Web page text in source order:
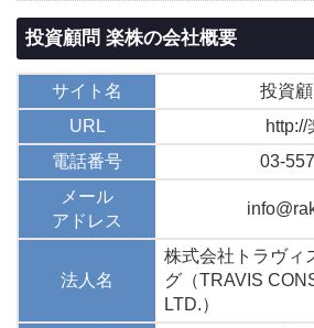
投資顧問 楽株の会社概要
サイト名
投資
URL
http://
電話番号
03-
メール
アドレス
法人名
株式会社トラヴィ
グ（TRAVIS
LTD.）